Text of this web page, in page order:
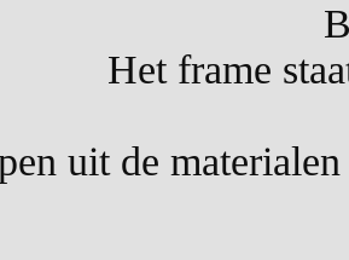
Het frame
uit de